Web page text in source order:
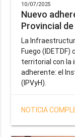
10/07/2025
Nuevo
Provincial
La
Fuego
territorial con la
adherente: el
(IPVyH).
NOTICIA